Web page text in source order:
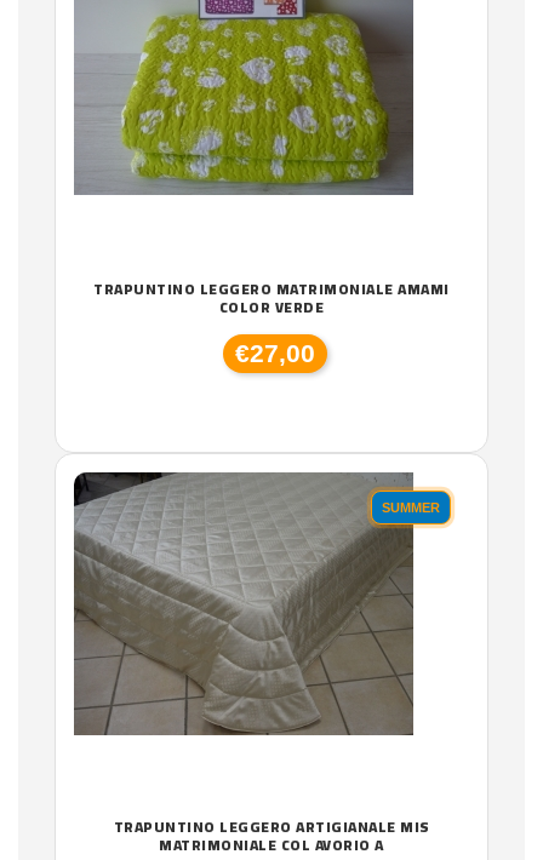
TRAPUNTINO LEGGERO MATRIMONIALE AMAMI
COLOR VERDE
€27,00
SUMMER
TRAPUNTINO LEGGERO ARTIGIANALE MIS
MATRIMONIALE COL AVORIO A